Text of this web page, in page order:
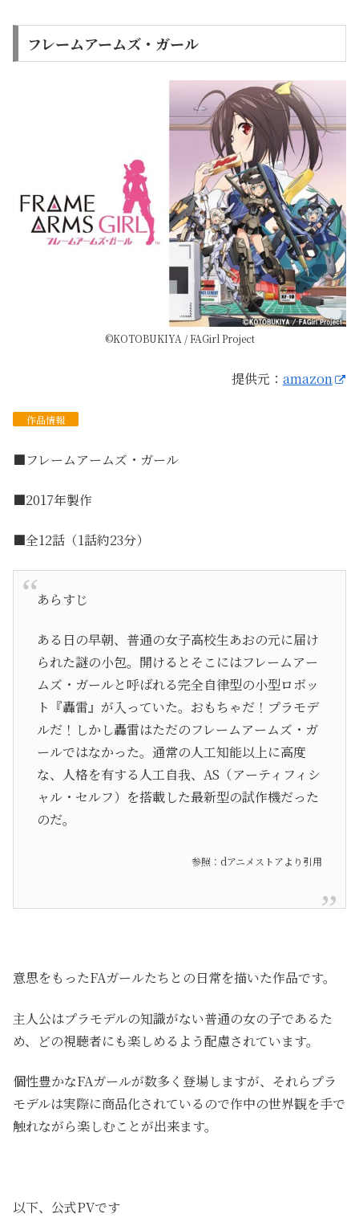
フレームアームズ・ガール
©KOTOBUKIYA / FAGirl Project
提供元： amazon
作品情報
■フレームアームズ・ガール
■2017年製作
■全12話（1話約23分）
あらすじ
ある日の早朝、普通の女子高校生あおの元に届け
られた謎の小包。開けるとそこにはフレームアー
ムズ・ガールと呼ばれる完全自律型の小型ロボッ
ト『轟雷』が入っていた。おもちゃだ！プラモデ
ルだ！しかし轟雷はただのフレームアームズ・ガ
ールではなかった。通常の人工知能以上に高度
な、人格を有する人工自我、AS（アーティフィシ
ャル・セルフ）を搭載した最新型の試作機だった
のだ。
参照：dアニメストアより引用
意思をもったFAガールたちとの日常を描いた作品です。
主人公はプラモデルの知識がない普通の女の子であるた
め、どの視聴者にも楽しめるよう配慮されています。
個性豊かなFAガールが数多く登場しますが、それらプラ
モデルは実際に商品化されているので作中の世界観を手で
触れながら楽しむことが出来ます。
以下、公式PVです